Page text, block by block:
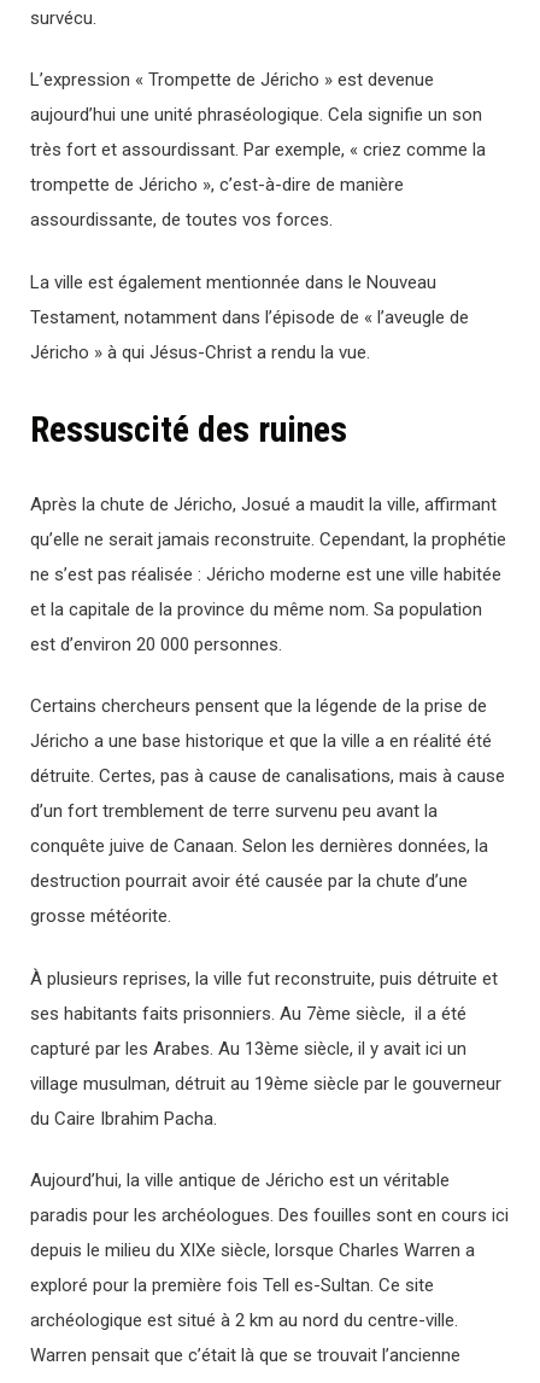
survécu.
L’expression « Trompette de Jéricho » est devenue
aujourd’hui une unité phraséologique. Cela signifie un son
très fort et assourdissant. Par exemple, « criez comme la
trompette de Jéricho », c’est-à-dire de manière
assourdissante, de toutes vos forces.
La ville est également mentionnée dans le Nouveau
Testament, notamment dans l’épisode de « l’aveugle de
Jéricho » à qui Jésus-Christ a rendu la vue.
Ressuscité des ruines
Après la chute de Jéricho, Josué a maudit la ville, affirmant
qu’elle ne serait jamais reconstruite. Cependant, la prophétie
ne s’est pas réalisée : Jéricho moderne est une ville habitée
et la capitale de la province du même nom. Sa population
est d’environ 20 000 personnes.
Certains chercheurs pensent que la légende de la prise de
Jéricho a une base historique et que la ville a en réalité été
détruite. Certes, pas à cause de canalisations, mais à cause
d’un fort tremblement de terre survenu peu avant la
conquête juive de Canaan. Selon les dernières données, la
destruction pourrait avoir été causée par la chute d’une
grosse météorite.
À plusieurs reprises, la ville fut reconstruite, puis détruite et
ses habitants faits prisonniers. Au 7ème siècle, il a été
capturé par les Arabes. Au 13ème siècle, il y avait ici un
village musulman, détruit au 19ème siècle par le gouverneur
du Caire Ibrahim Pacha.
Aujourd’hui, la ville antique de Jéricho est un véritable
paradis pour les archéologues. Des fouilles sont en cours ici
depuis le milieu du XIXe siècle, lorsque Charles Warren a
exploré pour la première fois Tell es-Sultan. Ce site
archéologique est situé à 2 km au nord du centre-ville.
Warren pensait que c’était là que se trouvait l’ancienne